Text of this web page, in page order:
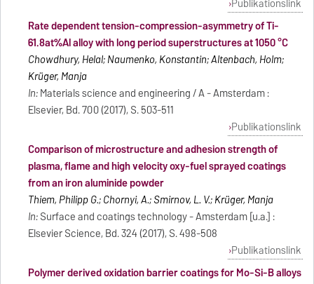
Rate dependent tension-compression-asymmetry of Ti-
61.8at%Al alloy with long period superstructures at 1050 °C
Chowdhury, Helal; Naumenko, Konstantin; Altenbach, Holm;
Krüger, Manja
In:Materials science and engineering / A - Amsterdam :
Elsevier, Bd. 700 (2017), S. 503-511
Publikationslink
Comparison of microstructure and adhesion strength of
plasma, flame and high velocity oxy-fuel sprayed coatings
from an iron aluminide powder
Thiem, Philipp G.; Chornyi, A.; Smirnov, L. V.; Krüger, Manja
In:Surface and coatings technology - Amsterdam [u.a.] :
Elsevier Science, Bd. 324 (2017), S. 498-508
Publikationslink
Polymer derived oxidation barrier coatings for Mo-Si-B alloys